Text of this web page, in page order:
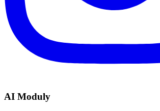
AI Moduly